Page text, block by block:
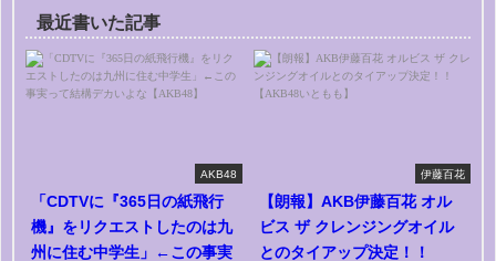
最近書いた記事
AKB48
「CDTVに『365日の紙飛行
機』をリクエストしたのは九
州に住む中学生」←この事実
伊藤百花
【朗報】AKB伊藤百花 オル
ビス ザ クレンジングオイル
とのタイアップ決定！！